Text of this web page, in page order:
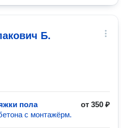
Б.
пола
от 350 ₽
с монтажёрм.